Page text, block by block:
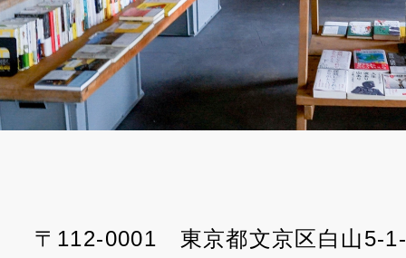
〒112-0001 東京都文京区白山5-